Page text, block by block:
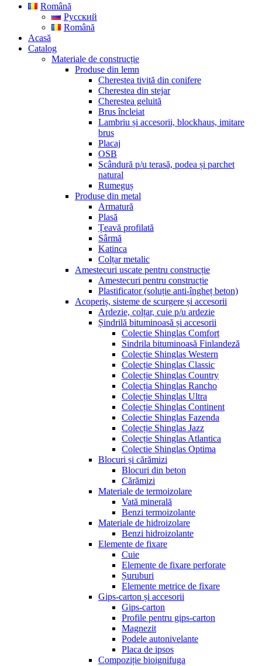
Română
Русский
Română
Acasă
Catalog
Materiale de construcție
Produse din lemn
Cherestea tivită din conifere
Cherestea din stejar
Cherestea geluită
Brus încleiat
Lambriu și accesorii, blockhaus, imitare
brus
Placaj
OSB
Scândură p/u terasă, podea și parchet
natural
Rumeguș
Produse din metal
Armatură
Plasă
Țeavă profilată
Sârmă
Katinca
Colțar metalic
Amestecuri uscate pentru construcție
Amestecuri pentru construcție
Plastificator (soluție anti-îngheț beton)
Acoperiș, sisteme de scurgere și accesorii
Ardezie, colțar, cuie p/u ardezie
Șindrilă bituminoasă și accesorii
Colectie Shinglas Comfort
Sindrila bituminoasă Finlandeză
Colecție Shinglas Western
Colecție Shinglas Classic
Colecție Shinglas Country
Colecția Shinglas Rancho
Colecție Shinglas Ultra
Colecție Shinglas Continent
Colectie Shinglas Fazenda
Colecție Shinglas Jazz
Colecție Shinglas Atlantica
Colectie Shinglas Optima
Blocuri și cărămizi
Blocuri din beton
Cărămizi
Materiale de termoizolare
Vată minerală
Benzi termoizolante
Materiale de hidroizolare
Benzi hidroizolante
Elemente de fixare
Cuie
Elemente de fixare perforate
Șuruburi
Elemente metrice de fixare
Gips-carton și accesorii
Gips-carton
Profile pentru gips-carton
Magnezit
Podele autonivelante
Placa de ipsos
Compoziție bioignifuga